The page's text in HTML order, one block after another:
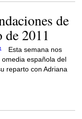
de
de 2011
Esta semana nos
española del
reparto con Adriana